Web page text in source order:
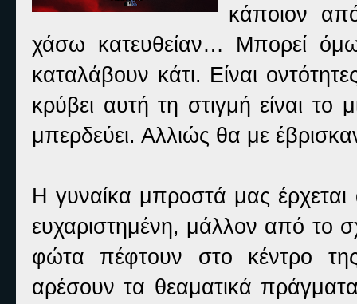
κάποιον
χάσω κατευθείαν… Μπορεί
καταλάβουν κάτι. Είναι
κρύβει αυτή τη στιγμή είναι
μπερδεύει. Αλλιώς θα με
Η γυναίκα μπροστά μας έρχεται
ευχαριστημένη, μάλλον από το
φώτα πέφτουν στο κέντρο
αρέσουν τα θεαματικά